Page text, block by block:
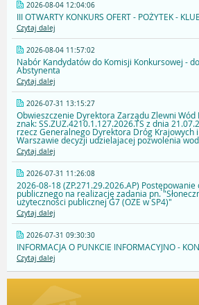
2026-08-04 12:04:06
III OTWARTY KONKURS OFERT - POŻYTEK -
Czytaj dalej
2026-08-04 11:57:02
Nabór Kandydatów do Komisji Konkursowej -
Abstynenta
Czytaj dalej
2026-07-31 13:15:27
Obwieszczenie Dyrektora Zarządu Zlewni Wód
znak: SS.ZUZ.4210.1.127.2026.TS z dnia
rzecz Generalnego Dyrektora Dróg Krajowych
Warszawie decyzji udzielajacej pozwolenia
Czytaj dalej
2026-07-31 11:26:08
2026-08-18 (ZP.271.29.2026.AP)
publicznego na realizację zadania pn.
użyteczności publicznej G7 (OZE w SP4)"
Czytaj dalej
2026-07-31 09:30:30
INFORMACJA O PUNKCIE INFORMACYJNO -
Czytaj dalej